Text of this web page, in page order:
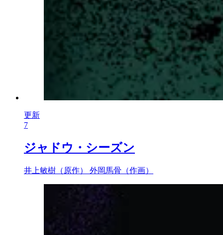
更新
7
ジャドウ・シーズン
井上敏樹（原作） 外岡馬骨（作画）